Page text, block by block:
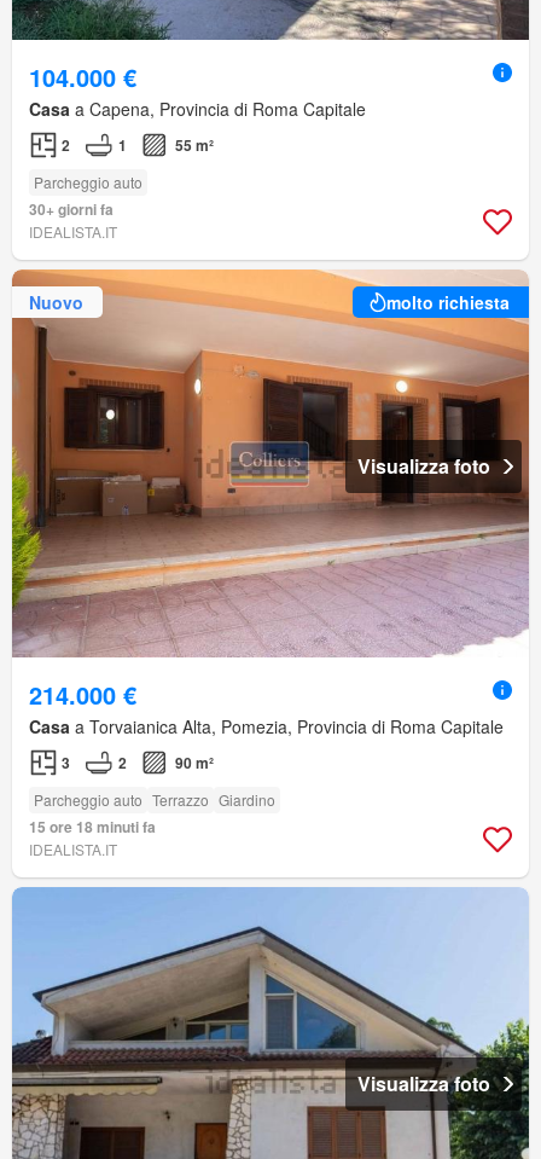
104.000 €
Casa a Capena, Provincia di Roma Capitale
2 1 55 m²
Parcheggio auto
30+ giorni fa
IDEALISTA.IT
Nuovo molto richiesta
Visualizza foto
214.000 €
Casa a Torvaianica Alta, Pomezia, Provincia di Roma Capitale
3 2 90 m²
Parcheggio auto Terrazzo Giardino
15 ore 18 minuti fa
IDEALISTA.IT
Visualizza foto